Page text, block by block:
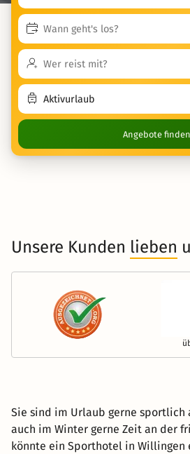
Angebote finden
Unsere Kunden lieben
Sie sind im Urlaub gerne sportlich
auch im Winter gerne Zeit an der
könnte ein Sporthotel in Willingen